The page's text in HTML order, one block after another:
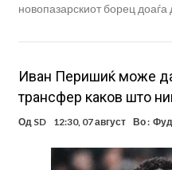
новопазарскиот борец доаѓа
Иван Перишиќ може
трансфер каков што
Од SD 12:30, 07 август Во :